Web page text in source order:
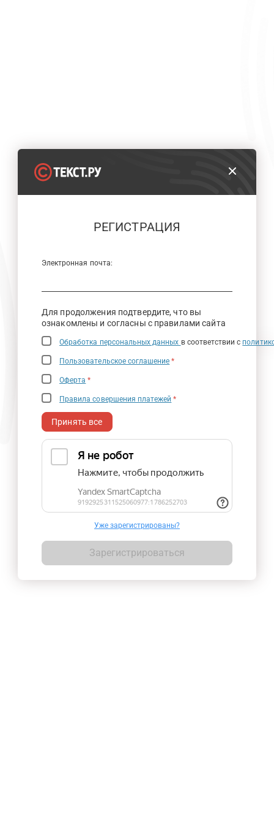
РЕГИСТРАЦИЯ
Электронная почта:
Для продолжения подтвердите, что вы
ознакомлены и согласны с правилами сайта
Обработка персональных данных в соответствии с
Пользовательское соглашение *
Оферта *
Правила совершения платежей *
Принять все
Уже зарегистрированы?
Зарегистрироваться